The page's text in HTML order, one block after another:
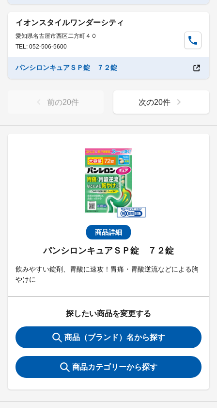
商品詳細
パンシロンキュアＳＰ錠 ７２錠
飲みやすい錠剤、胃酸に速攻！胃痛・胃酸逆流などによる胸
やけに
探したい商品を変更する
商品（ブランド）名から探す
商品カテゴリーから探す
イオンスタイルワンダーシティ
愛知県名古屋市西区二方町４０
TEL: 052-506-5600
パンシロンキュアＳＰ錠 ７２錠
前の20件 次の20件